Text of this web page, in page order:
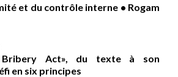
et du contrôle interne • Rogam
Act», du texte à son
en six principes